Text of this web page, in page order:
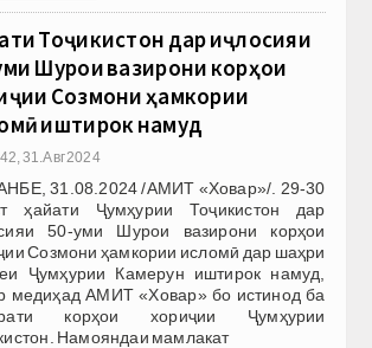
Тоҷикистон дар иҷлосияи
Шурои вазирони корҳои
Созмони ҳамкории
иштирок намуд
31.Авг 2024
31.08.2024 /АМИТ «Ховар»/. 29-30
ҳайати Ҷумҳурии Тоҷикистон дар
50-уми Шурои вазирони корҳои
Созмони ҳамкории исломӣ дар шаҳри
Ҷумҳурии Камерун иштирок намуд,
медиҳад АМИТ «Ховар» бо истинод ба
корҳои хориҷии Ҷумҳурии
Намояндаи мамлакат